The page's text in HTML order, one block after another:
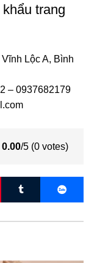
trang
Lộc A, Bình
– 0937682179
0.00/5 (0 votes)